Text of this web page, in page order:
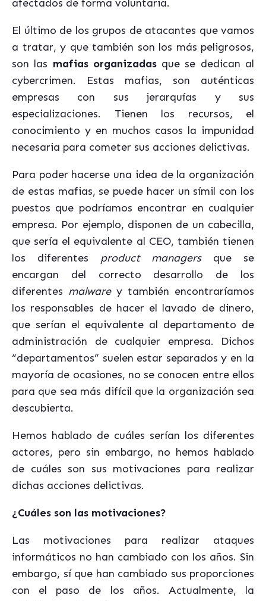
afectados de forma voluntaria.
El último de los grupos de atacantes que vamos
a tratar, y que también son los más peligrosos,
son las mafias organizadasque se dedican al
cybercrimen. Estas mafias, son auténticas
empresas con sus jerarquías y sus
especializaciones. Tienen los recursos, el
conocimiento y en muchos casos la impunidad
necesaria para cometer sus acciones delictivas.
Para poder hacerse una idea de la organización
de estas mafias, se puede hacer un símil con los
puestos que podríamos encontrar en cualquier
empresa. Por ejemplo, disponen de un cabecilla,
que sería el equivalente al CEO, también tienen
los diferentes product managersque se
encargan del correcto desarrollo de los
diferentes malwarey también encontraríamos
los responsables de hacer el lavado de dinero,
que serían el equivalente al departamento de
administración de cualquier empresa. Dichos
“departamentos” suelen estar separados y en la
mayoría de ocasiones, no se conocen entre ellos
para que sea más difícil que la organización sea
descubierta.
Hemos hablado de cuáles serían los diferentes
actores, pero sin embargo, no hemos hablado
de cuáles son sus motivaciones para realizar
dichas acciones delictivas.
¿Cuáles son las motivaciones?
Las motivaciones para realizar ataques
informáticos no han cambiado con los años. Sin
embargo, sí que han cambiado sus proporciones
con el paso de los años. Actualmente, la